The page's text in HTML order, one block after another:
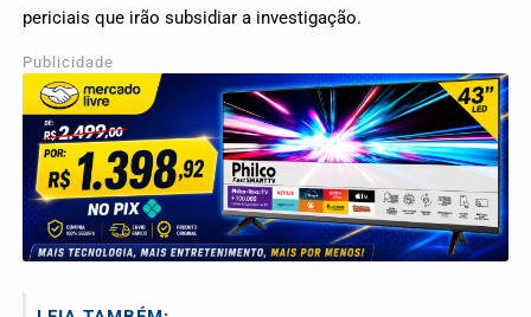
periciais que irão subsidiar a investigação.
Publicidade